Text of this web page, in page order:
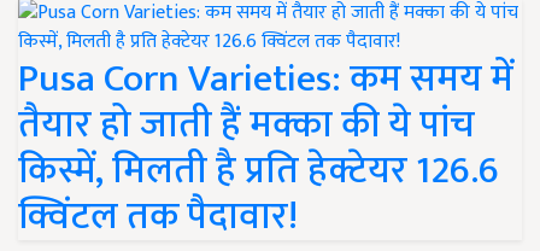
Pusa Corn Varieties: कम समय में
तैयार हो जाती हैं मक्का की ये पांच
किस्में, मिलती है प्रति हेक्टेयर 126.6
क्विंटल तक पैदावार!